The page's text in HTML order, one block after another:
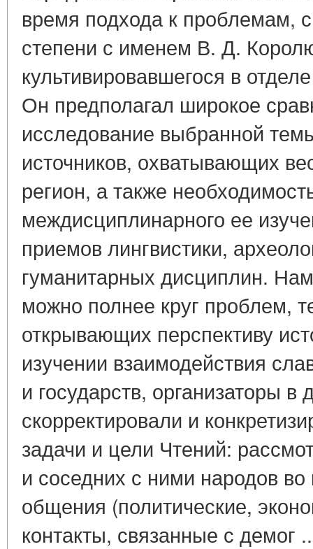
время подхода к проблемам,
степени с именем В. Д.
культивировавшегося в
Он предполагал широкое
исследование выбранной
источников, охватывающих
регион, а также
междисциплинарного ее
приемов лингвистики,
гуманитарных дисциплин.
можно полнее круг проблем,
открывающих перспективу
изучении взаимодействия
и государств, организаторы
скорректировали и
задачи и цели Чтений:
и соседних с ними народов
общения (политические,
контакты, связанные с демог